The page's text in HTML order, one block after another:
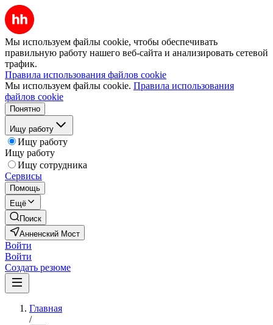
Мы используем файлы cookie, чтобы обеспечивать
правильную работу нашего веб-сайта и анализировать сетевой
трафик.
Правила использования файлов cookie
Мы используем файлы cookie. Правила использования
файлов cookie
Понятно
Ищу работу
Ищу работу
Ищу работу
Ищу сотрудника
Сервисы
Помощь
Ещё
Поиск
Анненский Мост
Войти
Войти
Создать резюме
Главная
/